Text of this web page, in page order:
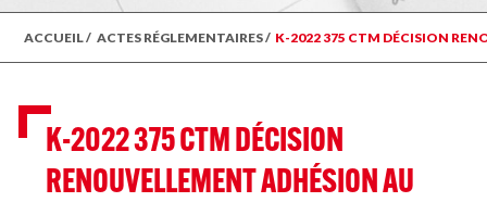
ACCUEIL/ ACTES RÉGLEMENTAIRES/ K-2022 375 CTM DÉCISION
K-2022 375 CTM DÉCISION
RENOUVELLEMENT ADHÉSION AU